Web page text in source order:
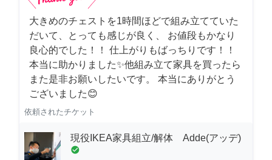
大きめのチェストを1時間ほどで組み立てていた
だいて、とっても感じが良く、 お値段もかなり
良心的でした！！ 仕上がりもばっちりです！！
本当に助かりました✨他組み立て家具を買ったら
また是非お願いしたいです。 本当にありがとう
ございました😊
依頼されたチケット
現役IKEA家具組立/解体 Adde(アッデ)
check_circle